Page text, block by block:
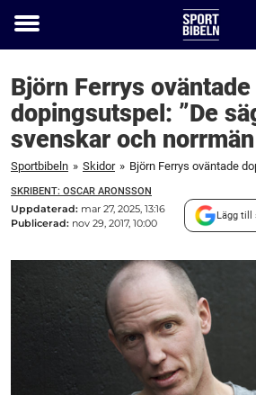
Toggle
Björn Ferrys oväntade
dopingsutspel: ”De
svenskar och
Sportbibeln » Skidor »
SKRIBENT: OSCAR ARONSSON
Uppdaterad: mar 27, 2025, 13:16
Publicerad: nov 29, 2017, 10:00
Lägg till